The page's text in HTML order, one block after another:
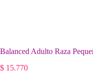
Balanced Adulto Raza
$ 15.770